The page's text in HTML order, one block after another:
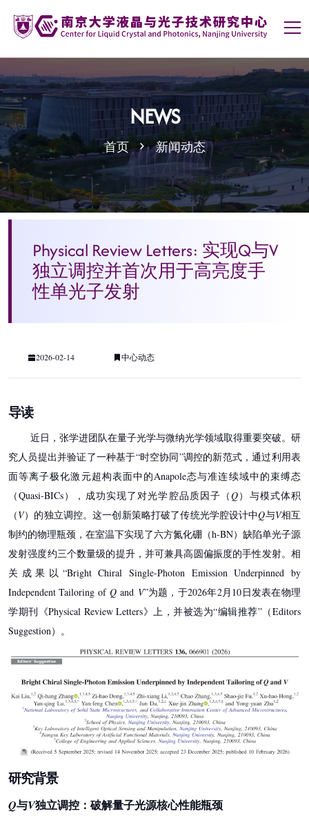
NEWS
首页 新闻动态
Physical Review Letters: 实现Q与V
独立调控并首次用于高亮度手
性单光子发射
2026-02-14 中心动态
导读
近日，张学进团队在量子光学与微纳光学领域取得重要突破。研
究人员提出并验证了一种基于“时空协同”调控的新范式，通过利用表
面等离子极化激元超构表面中的Anapole态与准连续域中的束缚态
（Quasi-BICs），成功实现了对光学腔品质因子（Q）与模式体积
（V）的独立调控。这一创新策略打破了传统光学腔设计中Q与V相互
制约的物理瓶颈，在室温下实现了六方氮化硼（h-BN）缺陷单光子源
发射强度约三个数量级的提升，并可兼具高圆偏振度的手性发射。相
关成果以“Bright Chiral Single-Photon Emission Underpinned by
Independent Tailoring of Qand V”为题，于2026年2月10日发表在物理
学期刊《Physical Review Letters》上，并被选为“编辑推荐”（Editors
Suggestion）。
研究背景
Q与V独立调控： 破解量子光源核心性能瓶颈